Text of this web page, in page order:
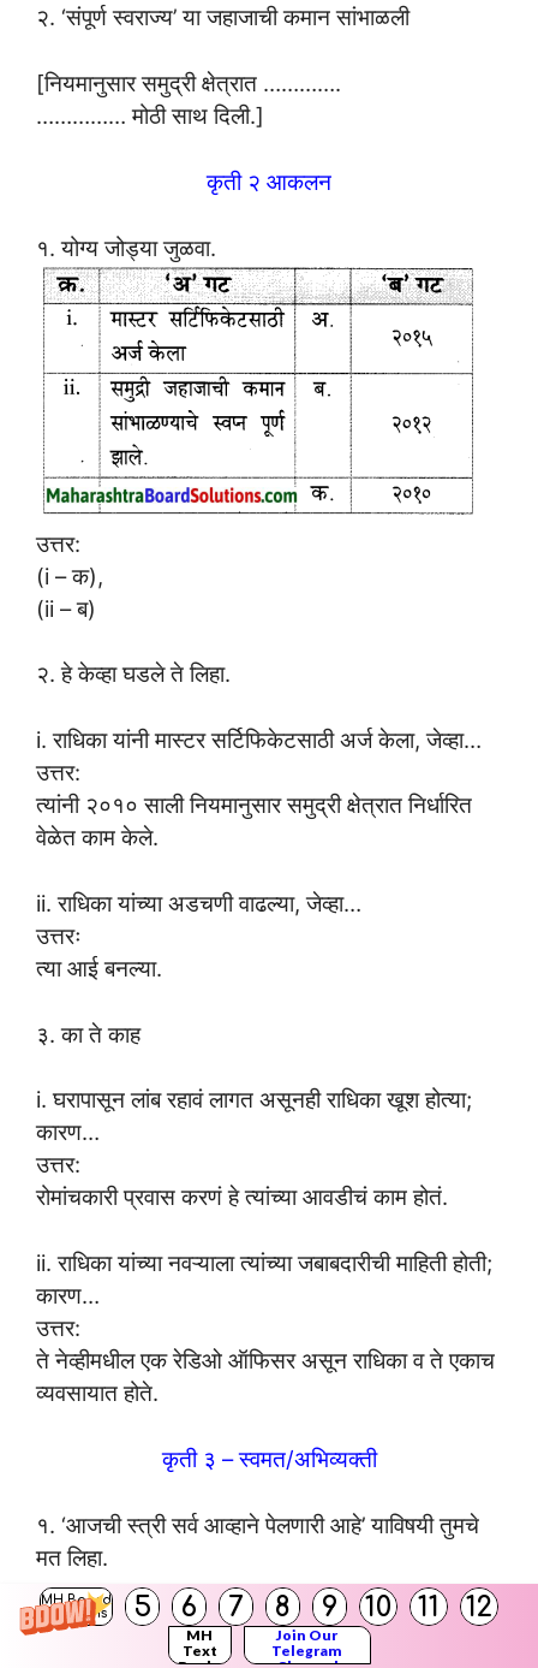
MH Board
Solutions
5 6 7 8 9 10 11 12
MH
Text
Join Our
Telegram
२. ‘संपूर्ण स्वराज्य’ या जहाजाची कमान सांभाळली
[नियमानुसार समुद्री क्षेत्रात ………….
…………… मोठी साथ दिली.]
कृती २ आकलन
१. योग्य जोड्या जुळवा.
उत्तर:
(i – क),
(ii – ब)
२. हे केव्हा घडले ते लिहा.
i. राधिका यांनी मास्टर सर्टिफिकेटसाठी अर्ज केला, जेव्हा…
उत्तर:
त्यांनी २०१० साली नियमानुसार समुद्री क्षेत्रात निर्धारित
वेळेत काम केले.
ii. राधिका यांच्या अडचणी वाढल्या, जेव्हा…
उत्तरः
त्या आई बनल्या.
३. का ते काह
i. घरापासून लांब रहावं लागत असूनही राधिका खूश होत्या;
कारण…
उत्तर:
रोमांचकारी प्रवास करणं हे त्यांच्या आवडीचं काम होतं.
ii. राधिका यांच्या नवऱ्याला त्यांच्या जबाबदारीची माहिती होती;
कारण…
उत्तर:
ते नेव्हीमधील एक रेडिओ ऑफिसर असून राधिका व ते एकाच
व्यवसायात होते.
कृती ३ – स्वमत/अभिव्यक्ती
१. ‘आजची स्त्री सर्व आव्हाने पेलणारी आहे’ याविषयी तुमचे
मत लिहा.
उत्तर:
पूर्वी चूल आणि मूल एवढ्यापुरतेच मर्यादित असलेले स्त्रियांचे
जीवन आता व्यापक बनलेले दिसते. असे एकही क्षेत्र नाही